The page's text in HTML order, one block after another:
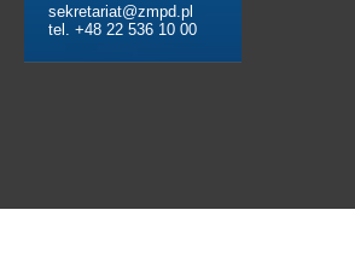
sekretariat@zmpd.pl
tel. +48 22 536 10 00